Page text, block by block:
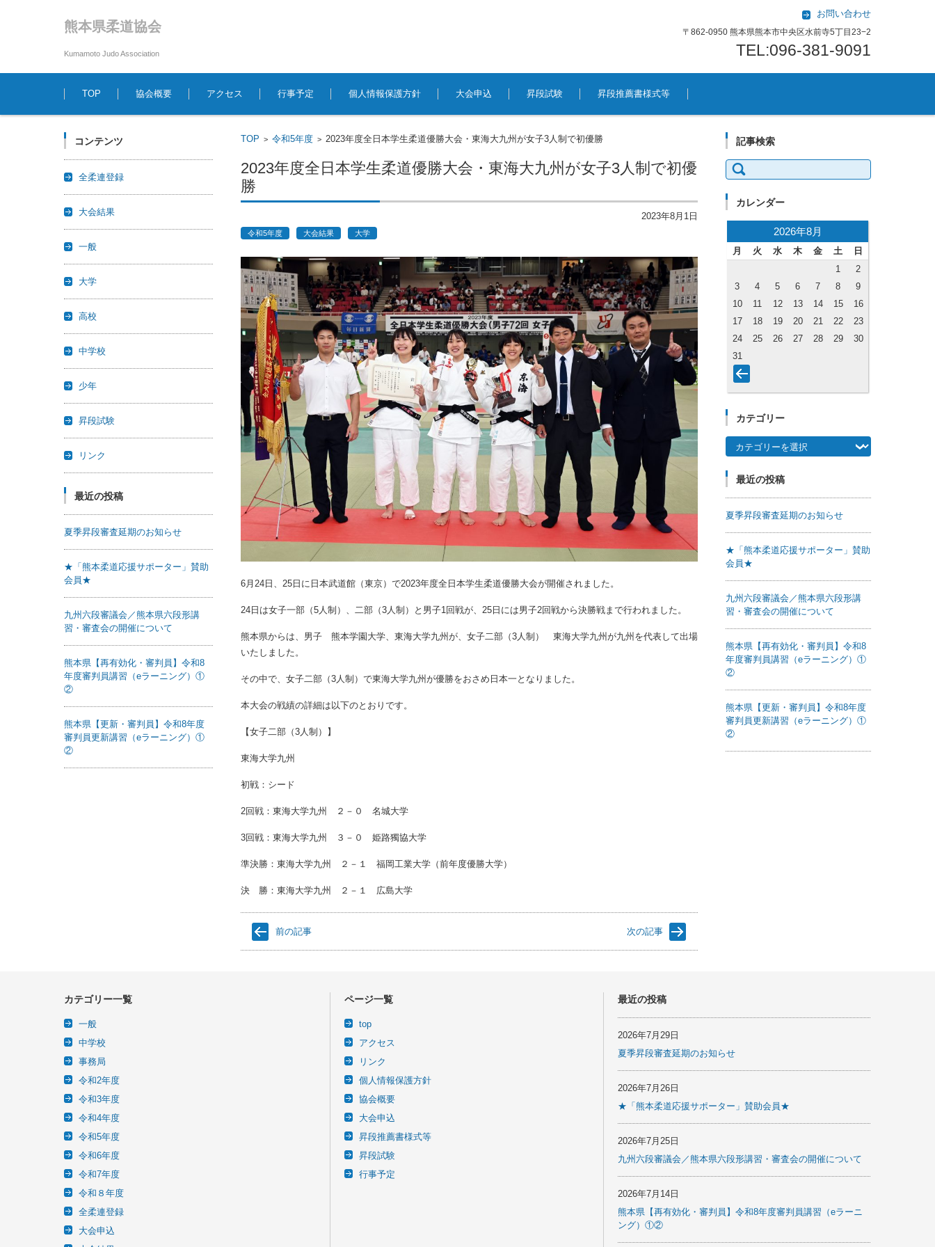
熊本県柔道協会
Kumamoto Judo Association
お問い合わせ
〒862-0950 熊本県熊本市中央区水前寺5丁目23−2
TEL:096-381-9091
コンテンツに移動
TOP
協会概要 アクセス 行事予定 個人情報保護方針 大会申込 昇段試験 昇段推薦書様式等
TOP >令和5年度 > 2023年度全日本学生柔道優勝大会・東海大九州が女子3人制で初優勝
2023年度全日本学生柔道優勝大会・東海大九州が女子3人制で初優
勝
2023年8月1日
令和5年度 大会結果 大学
6月24日、25日に日本武道館（東京）で2023年度全日本学生柔道優勝大会が開催されました。
24日は女子一部（5人制）、二部（3人制）と男子1回戦が、25日には男子2回戦から決勝戦まで行われました。
熊本県からは、男子 熊本学園大学、東海大学九州が、女子二部（3人制） 東海大学九州が九州を代表して出場
いたしました。
その中で、女子二部（3人制）で東海大学九州が優勝をおさめ日本一となりました。
本大会の戦績の詳細は以下のとおりです。
【女子二部（3人制）】
東海大学九州
初戦：シード
2回戦：東海大学九州 ２－０ 名城大学
3回戦：東海大学九州 ３－０ 姫路獨協大学
準決勝：東海大学九州 ２－１ 福岡工業大学（前年度優勝大学）
決 勝：東海大学九州 ２－１ 広島大学
前の記事 次の記事
コンテンツ
全柔連登録
大会結果
一般
大学
高校
中学校
少年
昇段試験
リンク
最近の投稿
夏季昇段審査延期のお知らせ
★「熊本柔道応援サポーター」賛助
会員★
九州六段審議会／熊本県六段形講
習・審査会の開催について
熊本県【再有効化・審判員】令和8
年度審判員講習（eラーニング）①
②
熊本県【更新・審判員】令和8年度
審判員更新講習（eラーニング）①
②
記事検索
検索:
カレンダー
2026年8月
月 火 水 木 金 土
日
1
2
3
4 5 6 7 8
9
10
11 12 13 14 15
16
17
18 19 20 21 22
23
24
25 26 27 28 29
30
31
カテゴリー
カテゴリー
最近の投稿
夏季昇段審査延期のお知らせ
★「熊本柔道応援サポーター」賛助
会員★
九州六段審議会／熊本県六段形講
習・審査会の開催について
熊本県【再有効化・審判員】令和8
年度審判員講習（eラーニング）①
②
熊本県【更新・審判員】令和8年度
審判員更新講習（eラーニング）①
②
カテゴリー一覧
一般
中学校
事務局
令和2年度
令和3年度
令和4年度
令和5年度
令和6年度
令和7年度
令和８年度
全柔連登録
大会申込
ページ一覧
top
アクセス
リンク
個人情報保護方針
協会概要
大会申込
昇段推薦書様式等
昇段試験
行事予定
最近の投稿
2026年7月29日
夏季昇段審査延期のお知らせ
2026年7月26日
★「熊本柔道応援サポーター」賛助会員★
2026年7月25日
九州六段審議会／熊本県六段形講習・審査会の開催について
2026年7月14日
熊本県【再有効化・審判員】令和8年度審判員講習（eラーニ
ング）①②